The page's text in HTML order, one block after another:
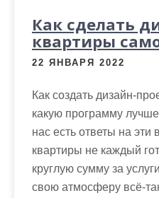
Как сделать
квартиры
22 ЯНВАРЯ 2022
Как создать дизайн-
какую программу
нас есть ответы на
квартиры не каждый
круглую сумму за
свою атмосферу всё-